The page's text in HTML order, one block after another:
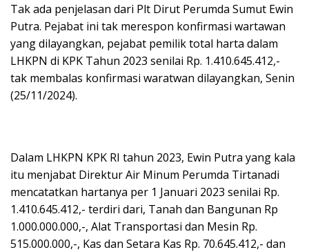
Tak ada penjelasan dari Plt Dirut Perumda Sumut Ewin
Putra. Pejabat ini tak merespon konfirmasi wartawan
yang dilayangkan, pejabat pemilik total harta dalam
LHKPN di KPK Tahun 2023 senilai Rp. 1.410.645.412,-
tak membalas konfirmasi waratwan dilayangkan, Senin
(25/11/2024).
Dalam LHKPN KPK RI tahun 2023, Ewin Putra yang kala
itu menjabat Direktur Air Minum Perumda Tirtanadi
mencatatkan hartanya per 1 Januari 2023 senilai Rp.
1.410.645.412,- terdiri dari, Tanah dan Bangunan Rp
1.000.000.000,-, Alat Transportasi dan Mesin Rp.
515.000.000,-, Kas dan Setara Kas Rp. 70.645.412,- dan